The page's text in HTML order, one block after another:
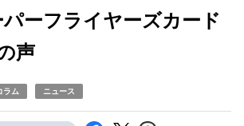
ーフライヤーズカード
声
ラム ニュース